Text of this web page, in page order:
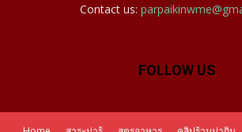
Contact us:
FOLLOW US